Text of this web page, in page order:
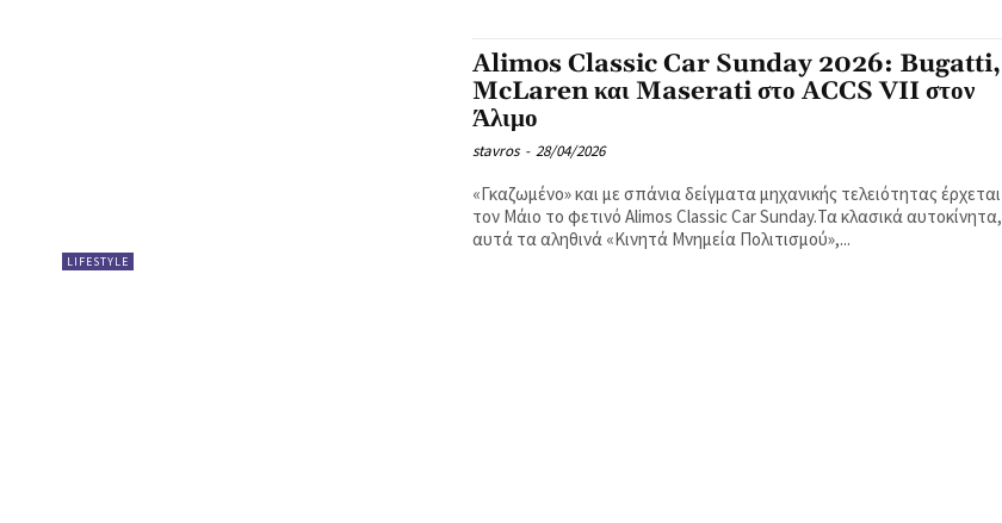
LIFESTYLE
Alimos Classic Car Sunday 2026: Bugatti,
McLaren και Maserati στο ACCS VII στον
Άλιμο
stavros - 28/04/2026
«Γκαζωμένο» και με σπάνια δείγματα μηχανικής τελειότητας έρχεται
τον Μάιο το φετινό Alimos Classic Car Sunday.Τα κλασικά αυτοκίνητα,
αυτά τα αληθινά «Κινητά Μνημεία Πολιτισμού»,...